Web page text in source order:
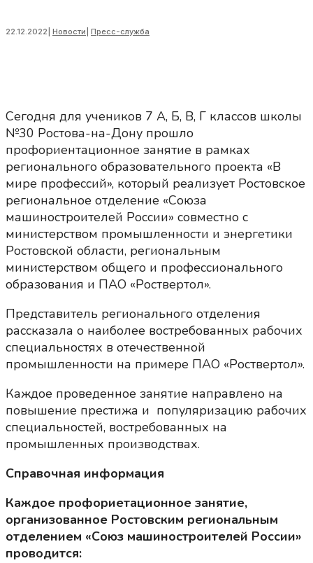
22.12.2022 Новости Пресс-служба
Сегодня для учеников 7 А, Б, В, Г классов школы
№30 Ростова-на-Дону прошло
профориентационное занятие в рамках
регионального образовательного проекта «В
мире профессий», который реализует Ростовское
региональное отделение «Союза
машиностроителей России» совместно с
министерством промышленности и энергетики
Ростовской области, региональным
министерством общего и профессионального
образования и ПАО «Роствертол».
Представитель регионального отделения
рассказала о наиболее востребованных рабочих
специальностях в отечественной
промышленности на примере ПАО «Роствертол».
Каждое проведенное занятие направлено на
повышение престижа и популяризацию рабочих
специальностей, востребованных на
промышленных производствах.
Справочная информация
Каждое профориетационное занятие,
организованное Ростовским региональным
отделением «Союз машиностроителей России»
проводится: